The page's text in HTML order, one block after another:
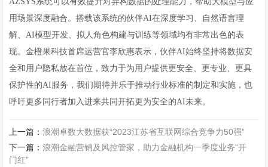
用场景深度融合。搭载该系统的伙伴AI在深度学习、自然语言理
解、AI模型开发、拟人角色构建与训练等领域均有非常出色的表
现。金橙果科技首席运营官李欣惠表示，伙伴AI始终坚持将数据安
全和用户隐私放在首位，致力于为用户提供更安全、更专业、更具
保护性的AI服务，我们期待并乐于推动行业标准的制定和实施，也
呼吁更多同行者加入进来共同开拓更为安全的AI未来。
上一篇：浪潮卓数大数据获“2023江苏省互联网综合竞争力50强”
下一篇：浪潮金融营销及风控管家，助力金融机构一季度业务“开
门红”